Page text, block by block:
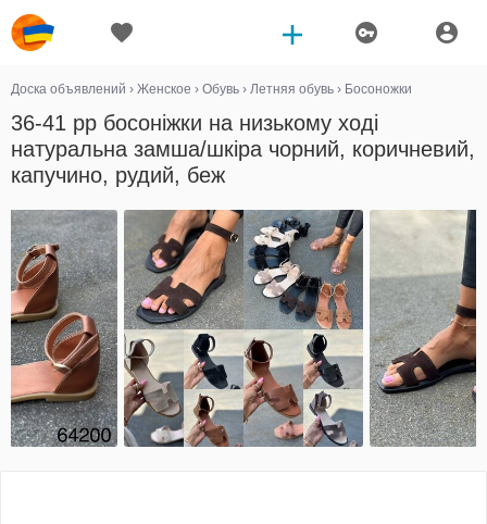
Доска объявлений › Женское › Обувь › Летняя обувь › Босоножки
36-41 рр босоніжки на низькому ході
натуральна замша/шкіра чорний, коричневий,
капучино, рудий, беж